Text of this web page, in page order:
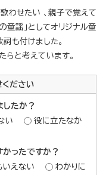
わせたい 、親子で覚えて
童謡」としてオリジナル童
も付けました。
らと考えています。
ください
したか？
い
役に立たなか
かったですか？
いえない
わかりに